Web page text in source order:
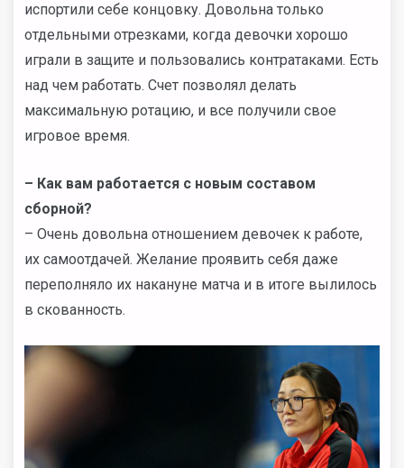
испортили себе концовку. Довольна только
отдельными отрезками, когда девочки хорошо
играли в защите и пользовались контратаками. Есть
над чем работать. Счет позволял делать
максимальную ротацию, и все получили свое
игровое время.
– Как вам работается с новым составом
сборной?
– Очень довольна отношением девочек к работе,
их самоотдачей. Желание проявить себя даже
переполняло их накануне матча и в итоге вылилось
в скованность.